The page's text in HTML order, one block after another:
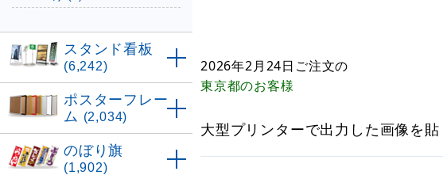
2026年2月24日 ご注文の
東京都のお客様
大型プリンターで出力した画像を
スタンド看板
(6,242)
ポスターフレー
ム (2,034)
のぼり旗
(1,902)